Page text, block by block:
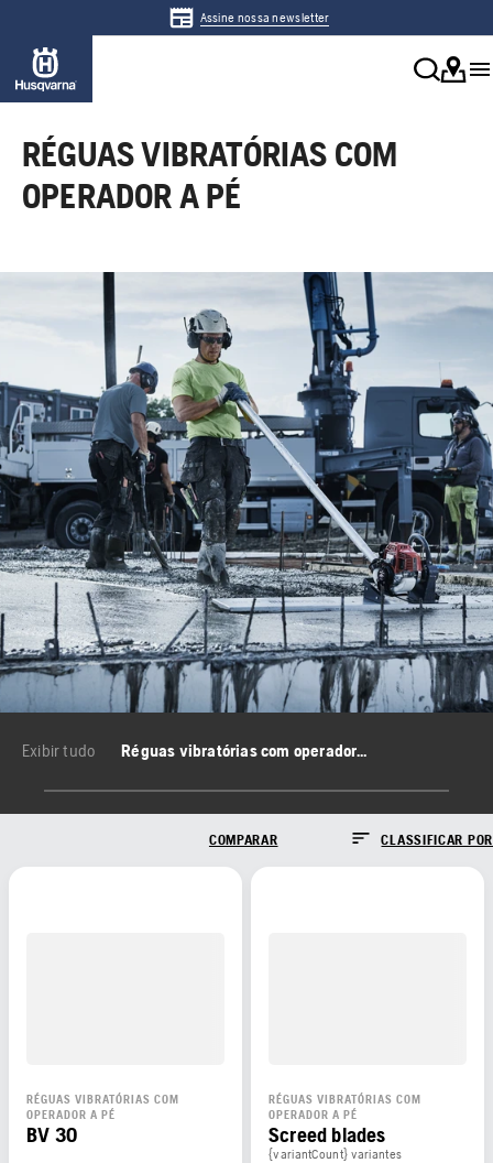
Assine nossa newsletter
RÉGUAS VIBRATÓRIAS COM
OPERADOR A PÉ
Exibir tudo Réguas vibratórias com operador a pé
COMPARAR CLASSIFICAR POR
RÉGUAS VIBRATÓRIAS COM
OPERADOR A PÉ
BV 30
RÉGUAS VIBRATÓRIAS COM
OPERADOR A PÉ
Screed blades
{variantCount} variantes